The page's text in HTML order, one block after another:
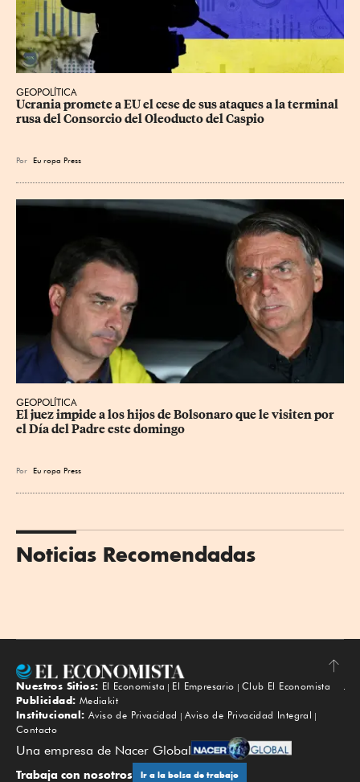
GEOPOLÍTICA
Ucrania promete a EU el cese de sus ataques a la terminal
rusa del Consorcio del Oleoducto del Caspio
Por Eu ropa Press
GEOPOLÍTICA
El juez impide a los hijos de Bolsonaro que le visiten por
el Día del Padre este domingo
Por Eu ropa Press
Noticias Recomendadas
Subir
Nuestros Sitios: El Economista El Empresario
Club El Economista
Publicidad: Mediakit
Institucional: Aviso de Privacidad
Aviso de Privacidad Integral
Contacto
Una empresa de Nacer Global
Trabaja con nosotros Ir a la bolsa de trabajo